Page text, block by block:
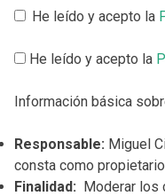
He leído y acepto la
He leído y acepto la
Información básica
Responsable: Miguel
consta como
Finalidad: Moderar los